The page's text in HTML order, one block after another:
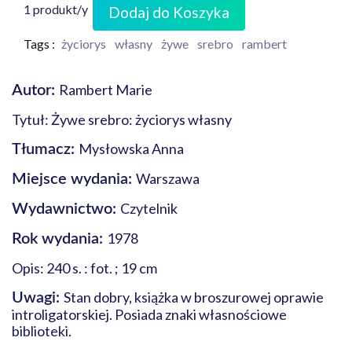
1 produkt/y Dodaj do Koszyka
Tags : życiorys własny żywe srebro rambert
Autor: Rambert Marie
Tytuł: Żywe srebro: życiorys własny
Tłumacz: Mysłowska Anna
Miejsce wydania: Warszawa
Wydawnictwo: Czytelnik
Rok wydania: 1978
Opis: 240 s. : fot. ; 19 cm
Uwagi: Stan dobry, książka w broszurowej oprawie
introligatorskiej. Posiada znaki własnościowe
biblioteki.